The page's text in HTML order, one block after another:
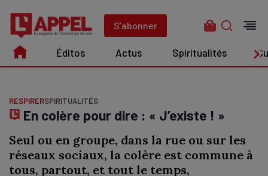
contenu
S’abonner
Édito Actus Spiritualités Culture
Éditos Actus Spiritualités
RESPIRERSPIRITUALITÉS
En colère pour dire : « J’existe ! »
Seul ou en groupe, dans la rue ou sur les
réseaux sociaux, la colère est commune à
tous, partout, et tout le temps,